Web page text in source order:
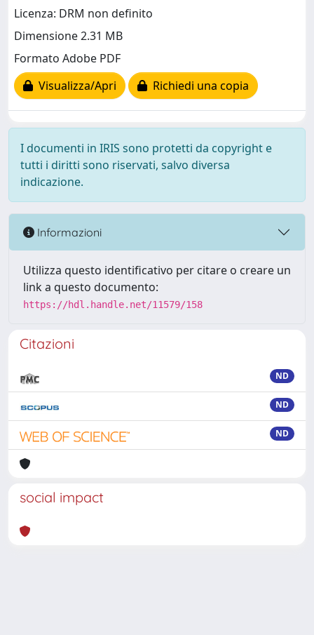
Licenza: DRM non definito
Dimensione 2.31 MB
Formato Adobe PDF
Visualizza/Apri
Richiedi una copia
I documenti in IRIS sono protetti da copyright e
tutti i diritti sono riservati, salvo diversa
indicazione.
Informazioni
Utilizza questo identificativo per citare o creare un
link a questo documento:
https://hdl.handle.net/11579/158
Citazioni
ND
ND
ND
social impact